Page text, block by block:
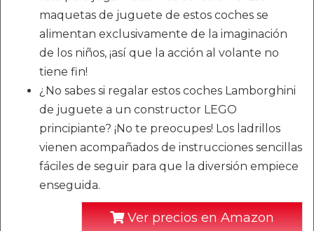
maquetas de juguete de estos coches se
alimentan exclusivamente de la imaginación
de los niños, ¡así que la acción al volante no
tiene fin!
¿No sabes si regalar estos coches Lamborghini
de juguete a un constructor LEGO
principiante? ¡No te preocupes! Los ladrillos
vienen acompañados de instrucciones sencillas
fáciles de seguir para que la diversión empiece
enseguida.
Ver precios en Amazon